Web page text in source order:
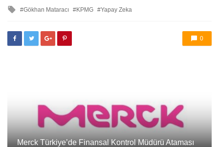
ileGökhan Mataracı KPMG Yapay Zeka
0
Merck Türkiye’de Finansal Kontrol Müdürü Ataması